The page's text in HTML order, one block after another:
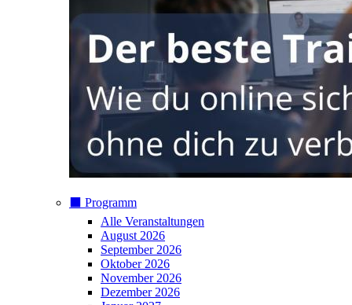
⬛️ Programm
Alle Veranstaltungen
August 2026
September 2026
Oktober 2026
November 2026
Dezember 2026